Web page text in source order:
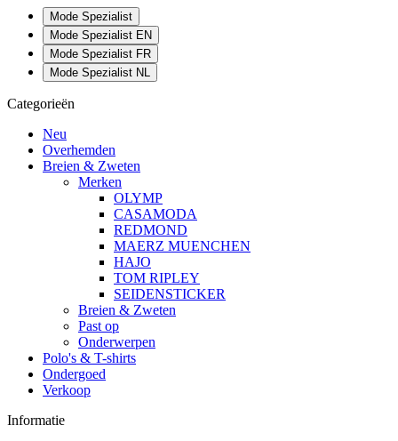
Mode Spezialist
Mode Spezialist EN
Mode Spezialist FR
Mode Spezialist NL
Categorieën
Neu
Overhemden
Breien & Zweten
Merken
OLYMP
CASAMODA
REDMOND
MAERZ MUENCHEN
HAJO
TOM RIPLEY
SEIDENSTICKER
Breien & Zweten
Past op
Onderwerpen
Polo's & T-shirts
Ondergoed
Verkoop
Informatie